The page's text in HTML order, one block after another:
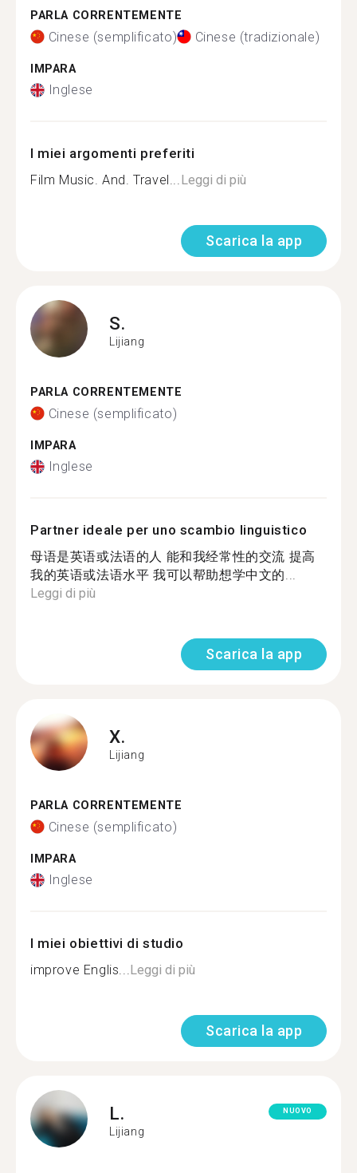
PARLA CORRENTEMENTE
Cinese (semplificato) Cinese (tradizionale)
IMPARA
Inglese
I miei argomenti preferiti
Film Music. And. Travel...Leggi di più
Scarica la app
S.
Lijiang
PARLA CORRENTEMENTE
Cinese (semplificato)
IMPARA
Inglese
Partner ideale per uno scambio linguistico
母语是英语或法语的人 能和我经常性的交流 提高
我的英语或法语水平 我可以帮助想学中文的...
Leggi di più
Scarica la app
X.
Lijiang
PARLA CORRENTEMENTE
Cinese (semplificato)
IMPARA
Inglese
I miei obiettivi di studio
improve Englis...Leggi di più
Scarica la app
L.
Lijiang
NUOVO